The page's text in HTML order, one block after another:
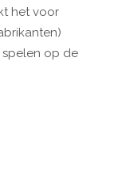
het voor
spelen op de